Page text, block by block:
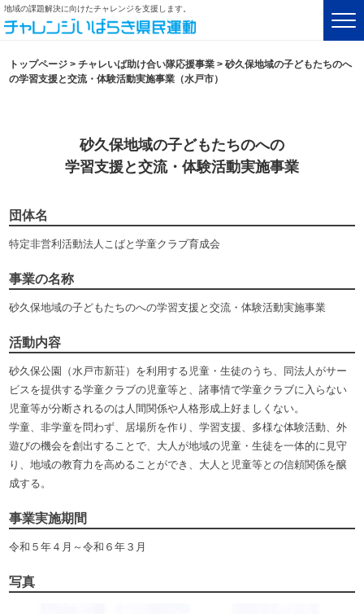
地域の課題解決に向けたチャレンジを支援します。
トップページ >チャレいば助け合い隊応援事業 >砂久保地域の子どもたちのへ
の学習支援と交流・体験活動実施事業（水戸市）
砂久保地域の子どもたちのへの
学習支援と交流・体験活動実施事業
団体名
特定非営利活動法人こばと学童クラブ育成会
事業の名称
砂久保地域の子どもたちのへの学習支援と交流・体験活動実施事業
活動内容
砂久保公園（水戸市新荘）を利用する児童・生徒のうち、同法人がサー
ビスを提供する学童クラブの児童等と、諸事情で学童クラブに入らない
児童等が分断されるのは人間関係や人格形成上好ましくない。
学童、非学童を問わず、居場所を作り、学習支援、多様な体験活動、外
遊びの機会を創出することで、大人が地域の児童・生徒を一体的に見守
り、地域の教育力を高めることができ、大人と児童等との信頼関係を醸
成する。
事業実施期間
令和５年４月～令和６年３月
写真